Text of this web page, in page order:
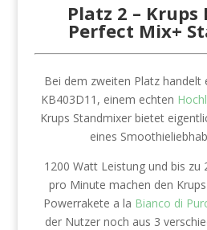
Platz 2 – Krups
Perfect Mix+
Bei dem zweiten Platz handelt
KB403D11, einem echten
Krups Standmixer bietet
eines
1200 Watt Leistung und bis zu
pro Minute machen den
Powerrakete a la Bianco di
der Nutzer noch aus 3